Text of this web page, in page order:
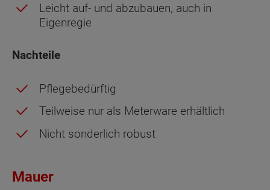
Leicht auf- und abzubauen, auch in
Eigenregie
Nachteile
Pflegebedürftig
Teilweise nur als Meterware erhältlich
Nicht sonderlich robust
Mauer